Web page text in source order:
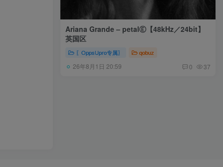
Ariana Grande – petalⒺ【48kHz／24bit】
英国区
〖OppsUpro专属〗 qobuz
26年8月1日 20:59 0 37